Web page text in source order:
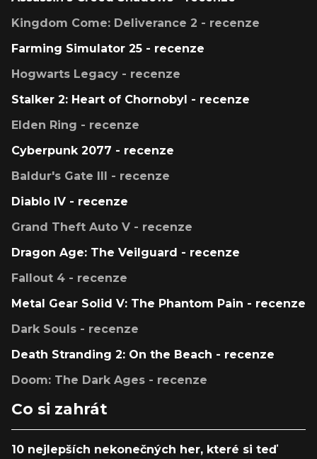
Kingdom Come: Deliverance 2 - recenze
Farming Simulator 25 - recenze
Hogwarts Legacy - recenze
Stalker 2: Heart of Chornobyl - recenze
Elden Ring - recenze
Cyberpunk 2077 - recenze
Baldur's Gate III - recenze
Diablo IV - recenze
Grand Theft Auto V - recenze
Dragon Age: The Veilguard - recenze
Fallout 4 - recenze
Metal Gear Solid V: The Phantom Pain - recenze
Dark Souls - recenze
Death Stranding 2: On the Beach - recenze
Doom: The Dark Ages - recenze
Co si zahrát
10 nejlepších nekonečných her, které si teď